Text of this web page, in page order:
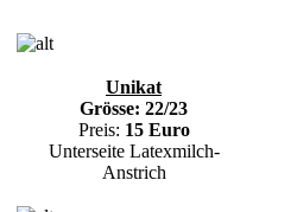
Unikat
Grösse: 22/23
Preis: 15 Euro
Unterseite Latexmilch-
Anstrich